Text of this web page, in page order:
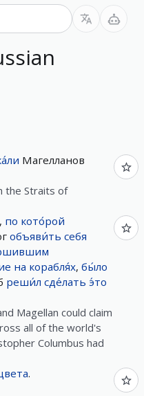
Магелланов
the Straits of
, по кото́рой
объяви́ть себя
на корабля́х, бы́ло
реши́л сде́лать э́то
Magellan could claim
all of the world's
Columbus had
.